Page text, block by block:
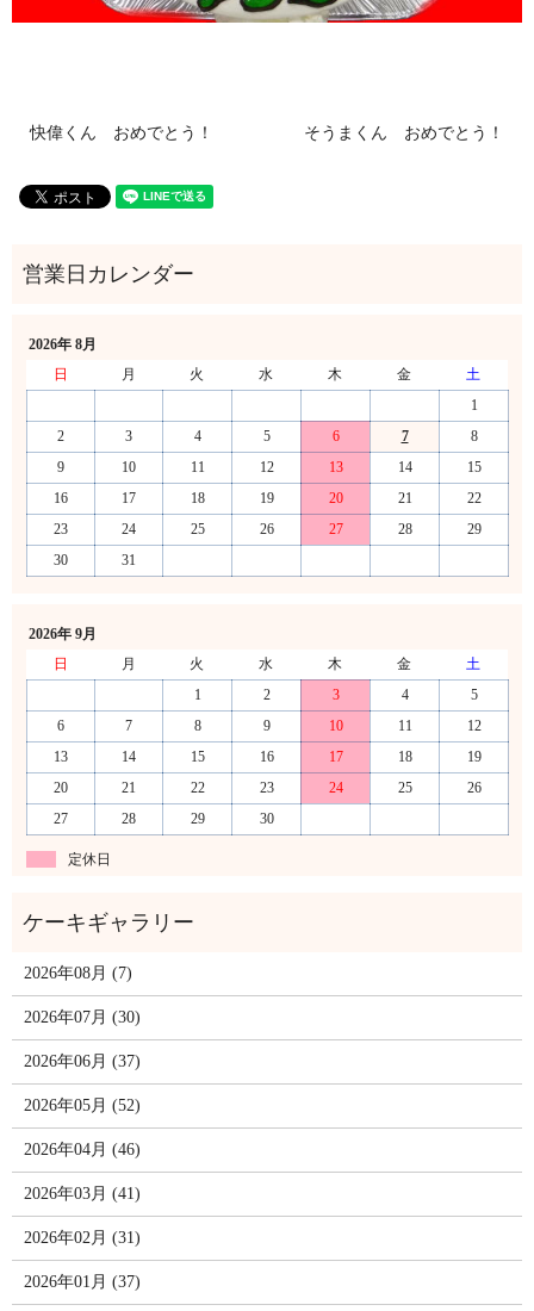
快偉くん おめでとう！ そうまくん おめでとう！
2026年 8月
日
月 火 水 木 金
土
1
2
3 4 5 6 7
8
9
10 11 12 13 14
15
16
17 18 19 20 21
22
23
24 25 26 27 28
29
30
31
2026年 9月
日
月 火 水 木 金
土
1
2 3 4
5
6
7 8 9 10 11
12
13
14 15 16 17 18
19
20
21 22 23 24 25
26
27
28 29 30
定休日
2026年08月 (7)
2026年07月 (30)
2026年06月 (37)
2026年05月 (52)
2026年04月 (46)
2026年03月 (41)
2026年02月 (31)
2026年01月 (37)